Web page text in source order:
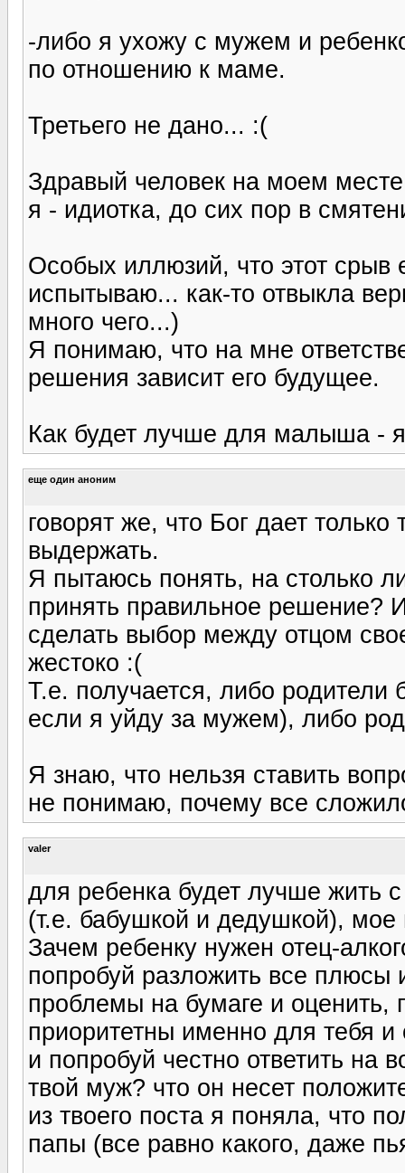
-либо я ухожу с мужем и
по отношению к маме.
Третьего не дано... :(
Здравый человек на моем
я - идиотка, до сих пор в
Особых иллюзий, что этот срыв
испытываю... как-то отвыкла
много чего...)
Я понимаю, что на мне
решения зависит его будущее.
Как будет лучше для малыша -
еще один аноним
говорят же, что Бог дает
выдержать.
Я пытаюсь понять, на столько
принять правильное решение?
сделать выбор между отцом
жестоко :(
Т.е. получается, либо
если я уйду за мужем), либо
Я знаю, что нельзя ставить
не понимаю, почему все
valer
для ребенка будет лучше жить
(т.е. бабушкой и дедушкой), мое
Зачем ребенку нужен отец-
попробуй разложить все плюсы
проблемы на бумаге и оценить,
приоритетны именно для тебя и
и попробуй честно ответить на
твой муж? что он несет
из твоего поста я поняла, что
папы (все равно какого, даже